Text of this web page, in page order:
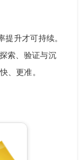
升才可持续。
索、验证与沉
、更准。